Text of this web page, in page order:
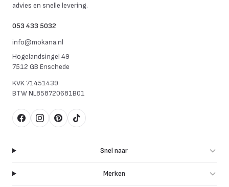
advies en snelle levering.
053 433 5032
info@mokana.nl
Hogelandsingel 49
7512 GB Enschede
KVK71451439
BTWNL858720681B01
FacebookInstagram
Pinterest
TikTok
Snel naar
Merken